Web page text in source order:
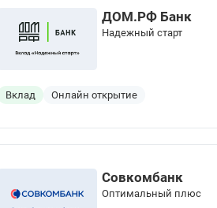
ДОМ.РФ Банк
Надежный старт
Вклад Онлайн открытие
Совкомбанк
Оптимальный плюс